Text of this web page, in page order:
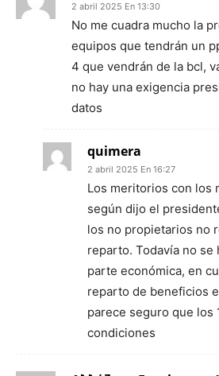
2 abril 2025 En 13:30
No me cuadra mucho la
equipos que tendrán un
4 que vendrán de la bcl,
no hay una exigencia
datos
quimera
2 abril 2025 En 16:27
Los meritorios con los
según dijo el
los no propietarios no
reparto. Todavía no se
parte económica, en
reparto de beneficios
parece seguro que los
condiciones